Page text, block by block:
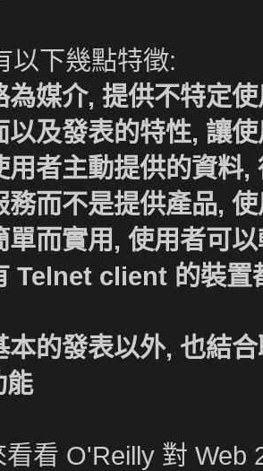
以下幾點特徵:
為媒介, 提供不特定
以及發表的特性, 讓
用者主動提供的資料
務而不是提供產品,
單而實用, 使用者可
Telnet client 的裝置
本的發表以外, 也結
能
看 O'Reilly 對 Web